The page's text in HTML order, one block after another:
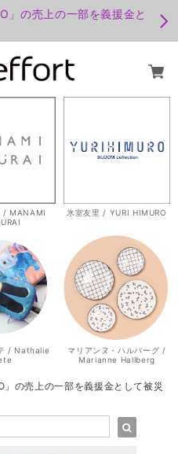
」の売上の一部を義援金と
/ MANAMI
氷室友里 / YURI HIMURO
/ Nathalie
マリアンヌ・ハルバーグ /
Marianne Hallberg
の売上の一部を義援金として被災